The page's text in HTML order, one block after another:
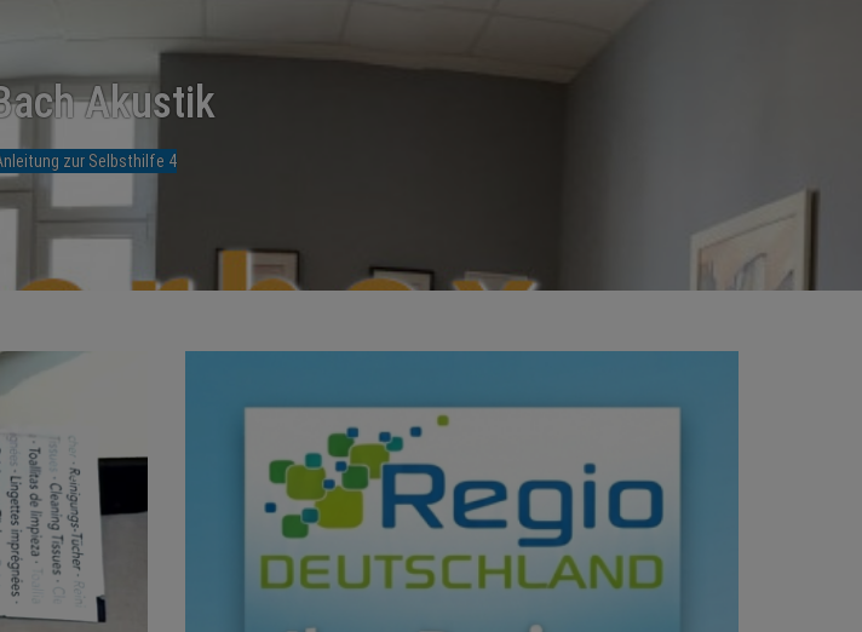
Akustik
zur Selbsthilfe 4